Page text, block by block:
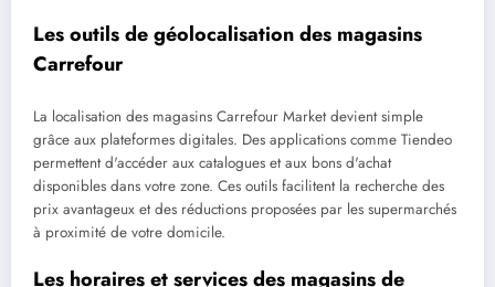
Les outils de géolocalisation des magasins
Carrefour
La localisation des magasins Carrefour Market devient simple
grâce aux plateformes digitales. Des applications comme Tiendeo
permettent d'accéder aux catalogues et aux bons d'achat
disponibles dans votre zone. Ces outils facilitent la recherche des
prix avantageux et des réductions proposées par les supermarchés
à proximité de votre domicile.
Les horaires et services des magasins de